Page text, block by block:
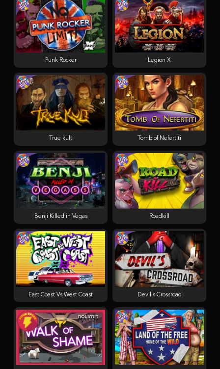
Roadkill
Benji Killed in Vegas
Devil's Crossroad
Tomb of Nefertiti
Legion X
Punk Rocker
East Coast Vs West Coast
True kult